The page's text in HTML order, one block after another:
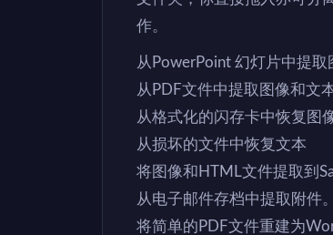
作。
从PowerPoint 幻灯片中提取
从PDF文件中提取图像和文
从格式化的闪存卡中恢复图
从损坏的文件中恢复文本
将图像和HTML文件提取到
从电子邮件存档中提取附件。
将简单的PDF文件重建为